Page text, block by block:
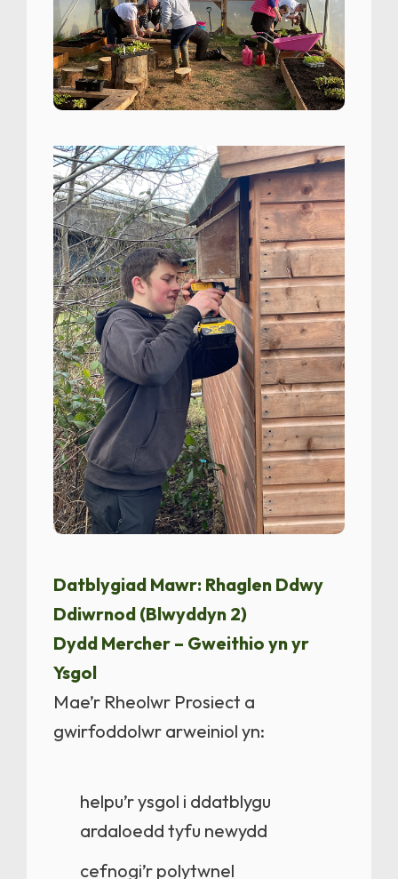
Datblygiad Mawr: Rhaglen Ddwy
Ddiwrnod (Blwyddyn 2)
Dydd Mercher – Gweithio yn yr
Ysgol
Mae’r Rheolwr Prosiect a
gwirfoddolwr arweiniol yn:
helpu’r ysgol i ddatblygu
ardaloedd tyfu newydd
cefnogi’r polytwnel